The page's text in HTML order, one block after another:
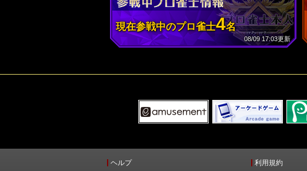
新しい推しプロ招来『麻雀格闘倶楽部 2026 V
er.』登場！
2026/7/9
「投票選抜戦2026」開催！今、最も闘いたい
2026/6/29
2026/6/25
現在参戦中のプロ雀士4名
08/09 17:03更新
ヘルプ 利用規約